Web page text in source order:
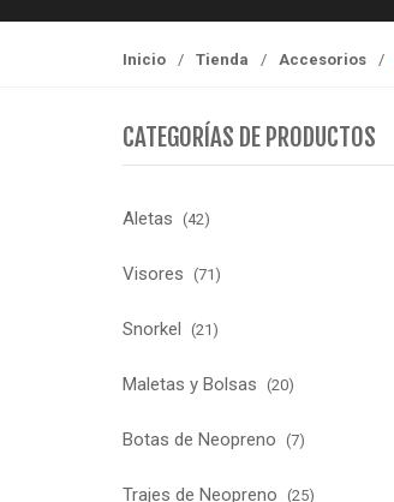
it
Inicio / Tienda / Accesorios /
CATEGORÍAS DE PRODUCTOS
Aletas (42)
Visores (71)
Snorkel (21)
Maletas y Bolsas (20)
Botas de Neopreno (7)
Trajes de Neopreno (25)